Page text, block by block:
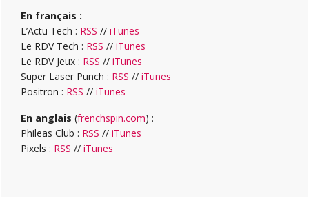
En français :
L’Actu Tech : RSS // iTunes
Le RDV Tech : RSS // iTunes
Le RDV Jeux : RSS // iTunes
Super Laser Punch : RSS // iTunes
Positron : RSS // iTunes
En anglais (frenchspin.com) :
Phileas Club : RSS // iTunes
Pixels : RSS // iTunes